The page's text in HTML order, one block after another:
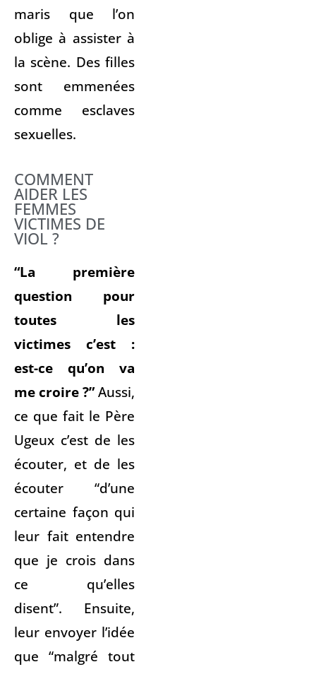
maris que l’on
oblige à assister à
la scène. Des filles
sont emmenées
comme esclaves
sexuelles.
COMMENT
AIDER LES
FEMMES
VICTIMES DE
VIOL ?
“La première
question pour
toutes les
victimes c’est :
est-ce qu’on va
me croire ?”Aussi,
ce que fait le Père
Ugeux c’est de les
écouter, et de les
écouter “d’une
certaine façon qui
leur fait entendre
que je crois dans
ce qu’elles
disent”. Ensuite,
leur envoyer l’idée
que “malgré tout